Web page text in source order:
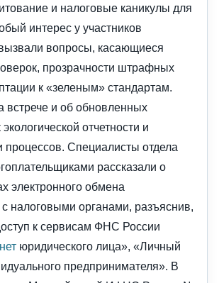
и налоговые каникулы для
интерес у участников
вопросы, касающиеся
прозрачности штрафных
к «зеленым» стандартам.
встрече и об обновленных
отчетности и
процессов. Специалисты отдела
рассказали о
электронного обмена
налоговыми органами, разъяснив,
к сервисам ФНС России
юридического лица», «Личный
предпринимателя». В